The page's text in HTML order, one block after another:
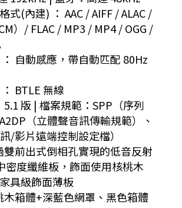
式(內建) ： AAC / AIFF / ALAC /
）/ FLAC / MP3 / MP4 / OGG /
自動感應，帶自動匹配 80Hz
BTLE 無線
5.1 版 | 檔案規範：SPP（序列
（立體聲音訊傳輸規範）、
/影片遠端控制設定檔）
雙前出式倒相孔實現的低音反射
度纖維板，飾面使用核桃木
具級飾面薄板
木箱體+深藍色網罩、黑色箱體